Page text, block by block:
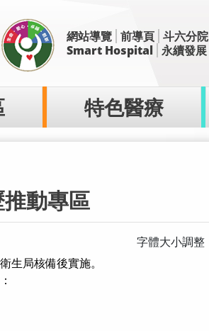
網站導覽 前導頁 斗六分院
Smart Hospital 永續發展
特色醫療
動專區
字體大小調整
生局核備後實施。